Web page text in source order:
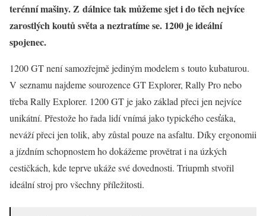
terénní mašiny. Z dálnice tak můžeme sjet i do těch nejvíce
zarostlých koutů světa a neztratíme se. 1200 je ideální
spojenec.
1200 GT není samozřejmě jediným modelem s touto kubaturou.
V seznamu najdeme sourozence GT Explorer, Rally Pro nebo
třeba Rally Explorer. 1200 GT je jako základ přeci jen nejvíce
unikátní. Přestože ho řada lidí vnímá jako typického cesťáka,
neváží přeci jen tolik, aby zůstal pouze na asfaltu. Díky ergonomii
a jízdním schopnostem ho dokážeme provětrat i na úzkých
cestičkách, kde teprve ukáže své dovednosti. Triupmh stvořil
ideální stroj pro všechny příležitosti.